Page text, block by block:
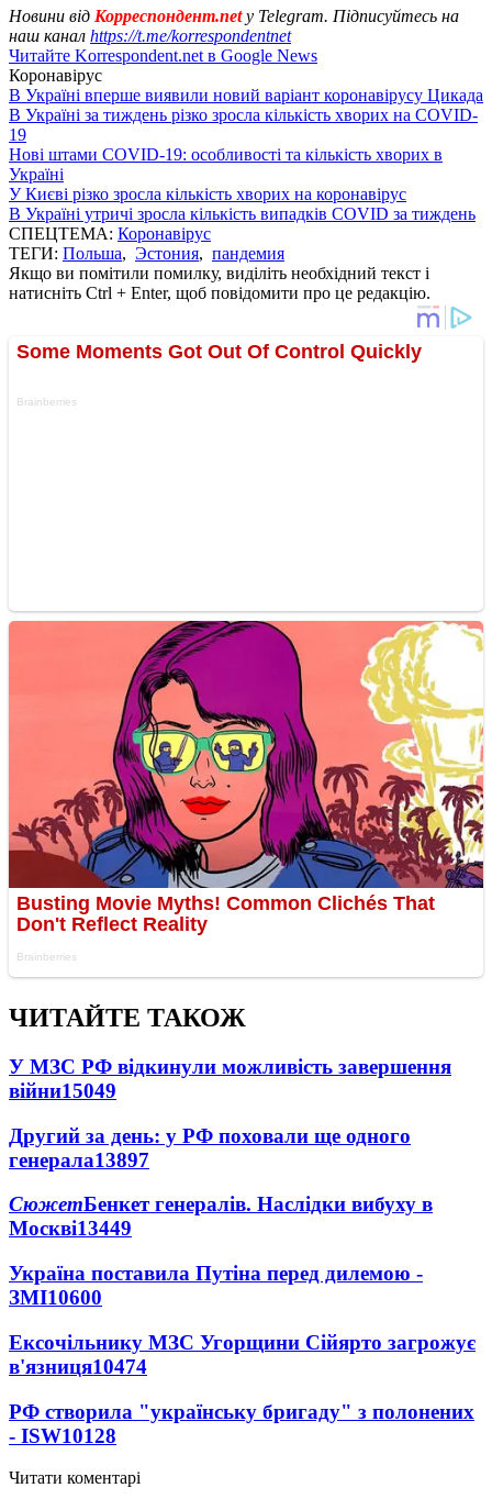
Новини від Корреспондент.netу Telegram. Підписуйтесь на
наш канал https://t.me/korrespondentnet
Читайте Korrespondent.net в Google News
Коронавірус
В Україні вперше виявили новий варіант коронавірусу Цикада
В Україні за тиждень різко зросла кількість хворих на COVID-
19
Нові штами COVID-19: особливості та кількість хворих в
Україні
У Києві різко зросла кількість хворих на коронавірус
В Україні утричі зросла кількість випадків COVID за тиждень
СПЕЦТЕМА: Коронавірус
ТЕГИ: Польша, Эстония, пандемия
Якщо ви помітили помилку, виділіть необхідний текст і
натисніть Ctrl + Enter, щоб повідомити про це редакцію.
ЧИТАЙТЕ ТАКОЖ
У МЗС РФ відкинули можливість завершення
війни15049
Другий за день: у РФ поховали ще одного
генерала13897
СюжетБенкет генералів. Наслідки вибуху в
Москві13449
Україна поставила Путіна перед дилемою -
ЗМІ10600
Ексочільнику МЗС Угорщини Сійярто загрожує
в'язниця10474
РФ створила "українську бригаду" з полонених
- ISW10128
Читати коментарі